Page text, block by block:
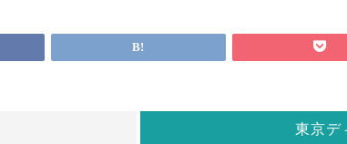
東京デ